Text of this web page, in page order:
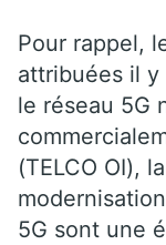
Pour rappel,
attribuées il y
le réseau 5G
(TELCO OI),
5G sont une